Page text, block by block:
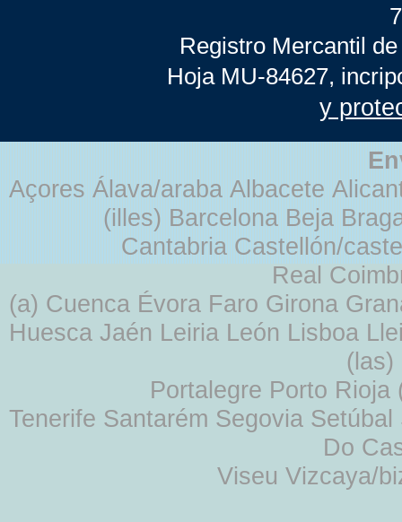
Registro Mercantil
Hoja MU-84627,
y
Açores Álava/araba Albacete
(illes) Barcelona Beja
Cantabria Castellón/
Real
(a) Cuenca Évora Faro Girona
Huesca Jaén Leiria León Lisboa
Portalegre Porto
Tenerife Santarém Segovia
Do
Viseu Vizcaya/